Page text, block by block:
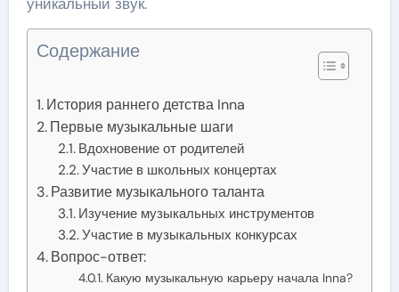
Содержание
История раннего детства Inna
Первые музыкальные шаги
Вдохновение от родителей
Участие в школьных концертах
Развитие музыкального таланта
Изучение музыкальных инструментов
Участие в музыкальных конкурсах
Вопрос-ответ:
Какую музыкальную карьеру начала Inna?